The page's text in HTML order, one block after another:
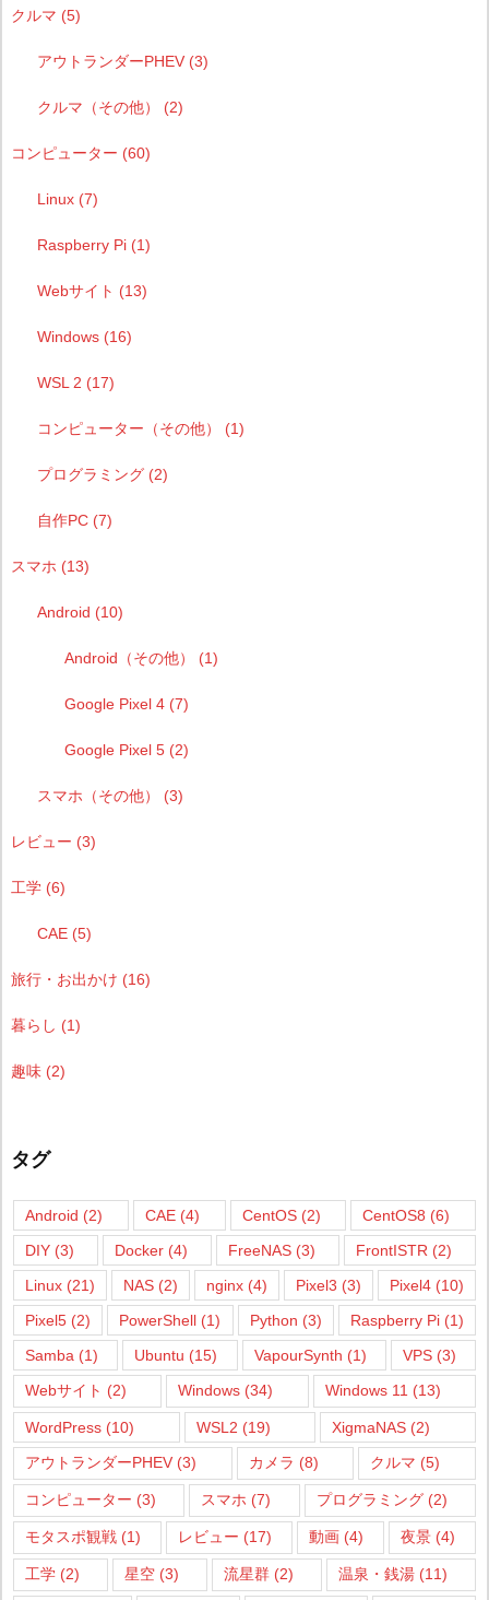
クルマ (5)
アウトランダーPHEV (3)
クルマ（その他） (2)
コンピューター (60)
Linux (7)
Raspberry Pi (1)
Webサイト (13)
Windows (16)
WSL 2 (17)
コンピューター（その他） (1)
プログラミング (2)
自作PC (7)
スマホ (13)
Android (10)
Android（その他） (1)
Google Pixel 4 (7)
Google Pixel 5 (2)
スマホ（その他） (3)
レビュー (3)
工学 (6)
CAE (5)
旅行・お出かけ (16)
暮らし (1)
趣味 (2)
タグ
Android (2) CAE(4) CentOS(2) CentOS8 (6)
DIY (3) Docker (4) FreeNAS (3) FrontISTR (2)
Linux (21) NAS (2) nginx (4) Pixel3 (3) Pixel4 (10)
Pixel5 (2) PowerShell (1) Python (3) Raspberry Pi(1)
Samba (1) Ubuntu (15) VapourSynth (1) VPS(3)
Webサイト (2) Windows (34) Windows 11 (13)
WordPress (10) WSL2 (19) XigmaNAS (2)
アウトランダーPHEV (3) カメラ (8) クルマ (5)
コンピューター (3) スマホ (7) プログラミング(2)
モタスポ観戦 (1) レビュー (17) 動画 (4) 夜景 (4)
工学 (2) 星空 (3) 流星群 (2) 温泉・銭湯 (11)